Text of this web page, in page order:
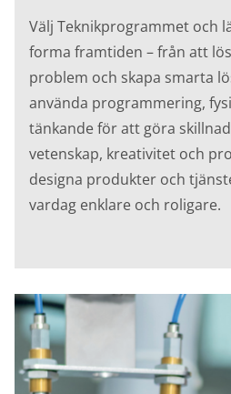
Välj Teknikprogrammet och
forma framtiden – från att
problem och skapa smarta
använda programmering,
tänkande för att göra
vetenskap, kreativitet och
designa produkter och
vardag enklare och roligare.